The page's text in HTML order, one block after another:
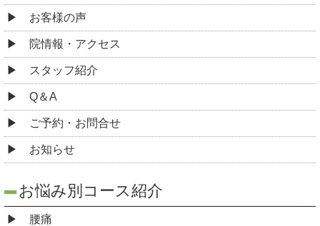
お客様の声
院情報・アクセス
スタッフ紹介
Q＆A
ご予約・お問合せ
お知らせ
お悩み別コース紹介
腰痛